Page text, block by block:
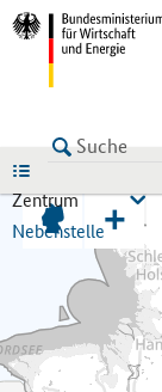
Zentrum
Nebenstelle+